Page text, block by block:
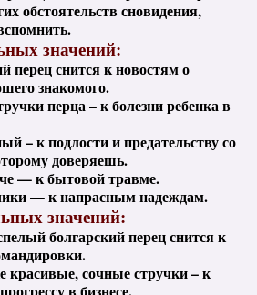
обстоятельств сновидения,
значений:
перец снится к новостям о
знакомого.
перца – к болезни ребенка в
– к подлости и предательству со
доверяешь.
— к бытовой травме.
— к напрасным надеждам.
значений:
болгарский перец снится к
сочные стручки – к
в бизнесе.